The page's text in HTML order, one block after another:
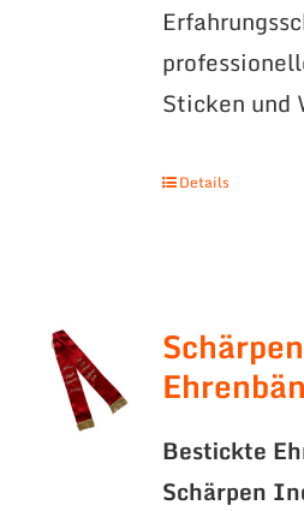
Sticken und
Details
Bestickte
Schärpen